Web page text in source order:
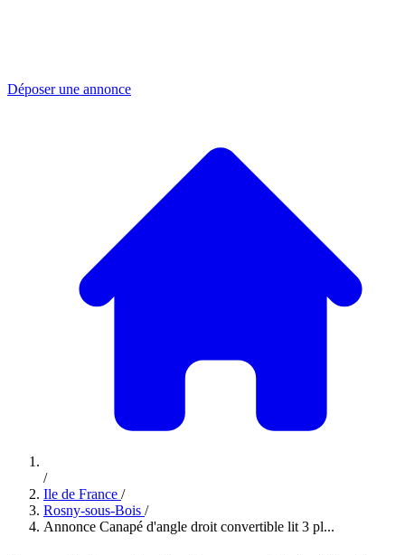
Déposer une annonce
/
Ile de France /
Rosny-sous-Bois /
Annonce Canapé d'angle droit convertible lit 3 pl...